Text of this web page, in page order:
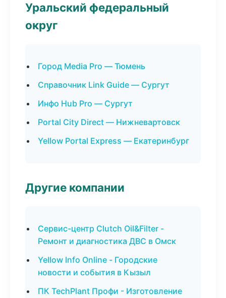
Уральский федеральный
округ
Город Media Pro — Тюмень
Справочник Link Guide — Сургут
Инфо Hub Pro — Сургут
Portal City Direct — Нижневартовск
Yellow Portal Express — Екатеринбург
Другие компании
Сервис-центр Clutch Oil&Filter -
Ремонт и диагностика ДВС в Омск
Yellow Info Online - Городские
новости и события в Кызыл
ПК TechPlant Профи - Изготовление